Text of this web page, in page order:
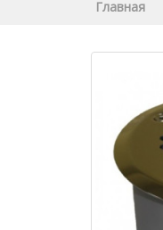
Главная